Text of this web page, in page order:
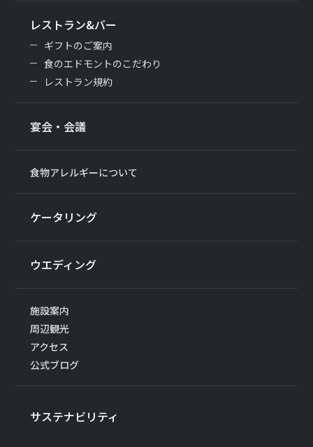
レストラン&バー
ギフトのご案内
食のエドモントのこだわり
レストラン規約
宴会・会議
食物アレルギーについて
ケータリング
ウエディング
施設案内
周辺観光
アクセス
公式ブログ
サステナビリティ